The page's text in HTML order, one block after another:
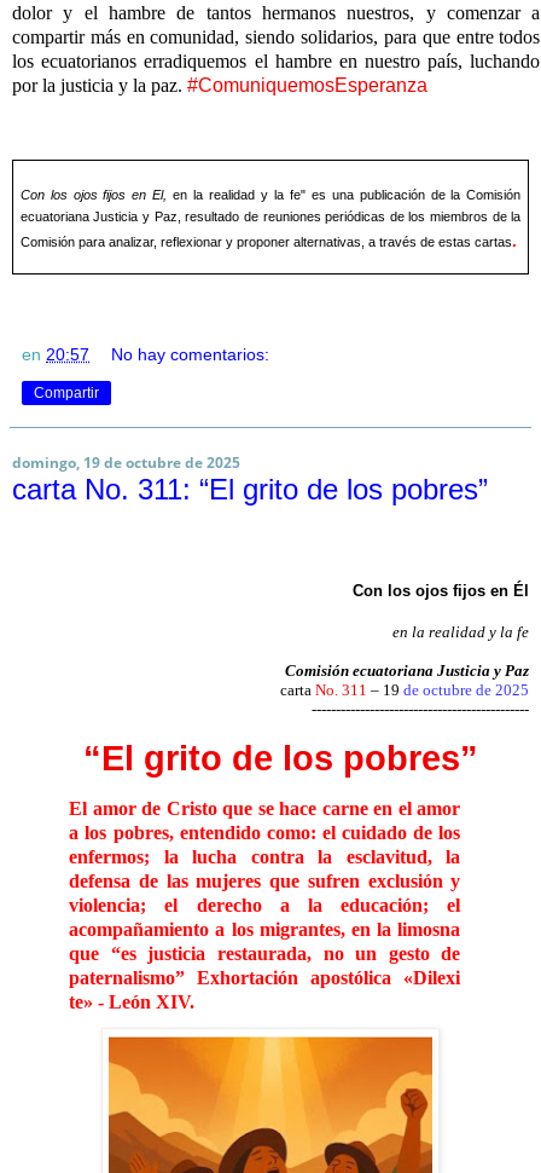
dolor y el hambre de tantos hermanos nuestros, y comenzar a
compartir más en comunidad, siendo solidarios, para que entre todos
los ecuatorianos erradiquemos el hambre en nuestro país, luchando
por la justicia y la paz. #ComuniquemosEsperanza
Con los ojos fijos en El, en la realidad y la fe" es una publicación de la Comisión
ecuatoriana Justicia y Paz, resultado de reuniones periódicas de los miembros de la
Comisión para analizar, reflexionar y proponer alternativas, a través de estas cartas.
en 20:57 No hay comentarios:
Compartir
domingo, 19 de octubre de 2025
carta No. 311: “El grito de los pobres”
Con los ojos fijos en Él
en la realidad y la fe
Comisión ecuatoriana Justicia y Paz
carta No. 311 – 19 de octubre de 2025
---------------------------------------------
“El grito de los pobres”
El amor de Cristo que se hace carne en el amor
a los pobres, entendido como: el cuidado de los
enfermos; la lucha contra la esclavitud, la
defensa de las mujeres que sufren exclusión y
violencia; el derecho a la educación; el
acompañamiento a los migrantes, en la limosna
que “es justicia restaurada, no un gesto de
paternalismo” Exhortación apostólica «Dilexi
te» - León XIV.